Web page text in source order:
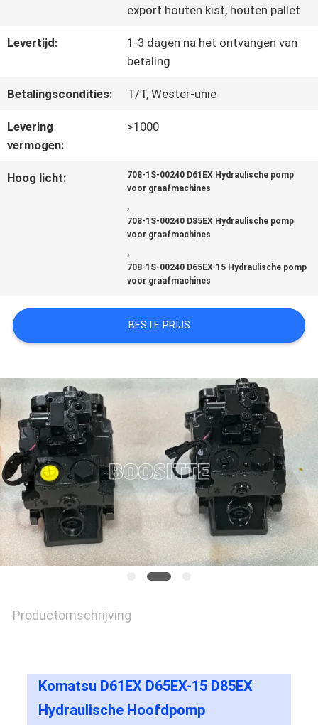
GEVALLEN
POLICY
export houten kist, houten pallet
Levertijd:
1-3 dagen na het ontvangen van
betaling
Betalingscondities: T/T, Wester-unie
Levering
vermogen:
>1000
Hoog licht:
708-1S-00240 D61EX Hydraulische pomp
voor graafmachines
,
708-1S-00240 D85EX Hydraulische pomp
voor graafmachines
,
708-1S-00240 D65EX-15 Hydraulische pomp
voor graafmachines
BESTE PRIJS
Productomschrijving
Komatsu D61EX D65EX-15 D85EX
Hydraulische Hoofdpomp